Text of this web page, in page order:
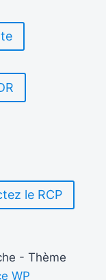
le RCP
- Thème
WP